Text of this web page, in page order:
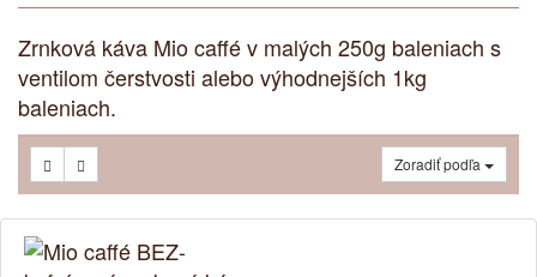
Zrnková káva Mio caffé v malých 250g baleniach s
ventilom čerstvosti alebo výhodnejších 1kg
baleniach.
Zoradiť podľa